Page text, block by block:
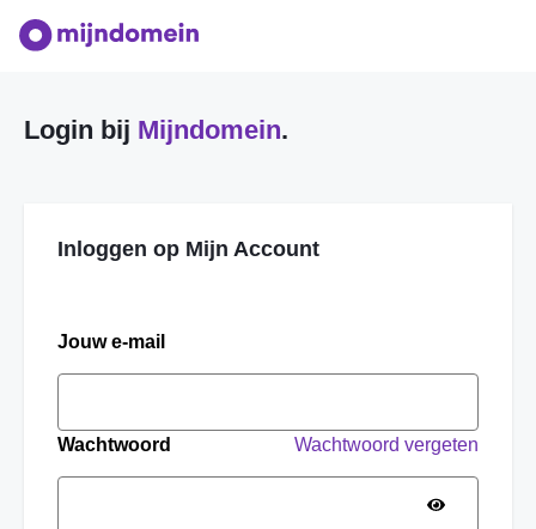
Login bij Mijndomein.
Inloggen op Mijn Account
Jouw e-mail
Wachtwoord vergeten
Wachtwoord